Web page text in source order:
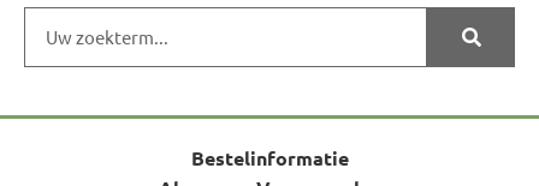
Bestelinformatie